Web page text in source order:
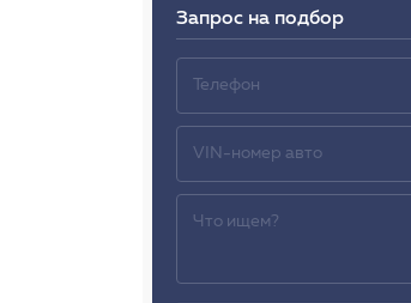
Запрос на подбор